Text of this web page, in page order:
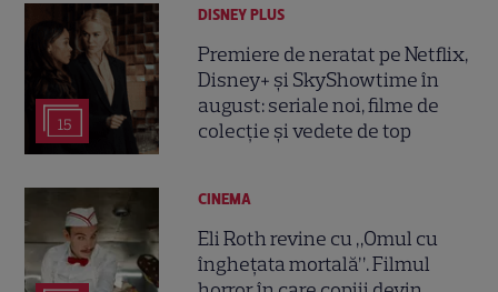
15
DISNEY PLUS
Premiere de neratat pe Netflix,
Disney+ și SkyShowtime în
august: seriale noi, filme de
colecție și vedete de top
CINEMA
Eli Roth revine cu „Omul cu
înghețata mortală”. Filmul